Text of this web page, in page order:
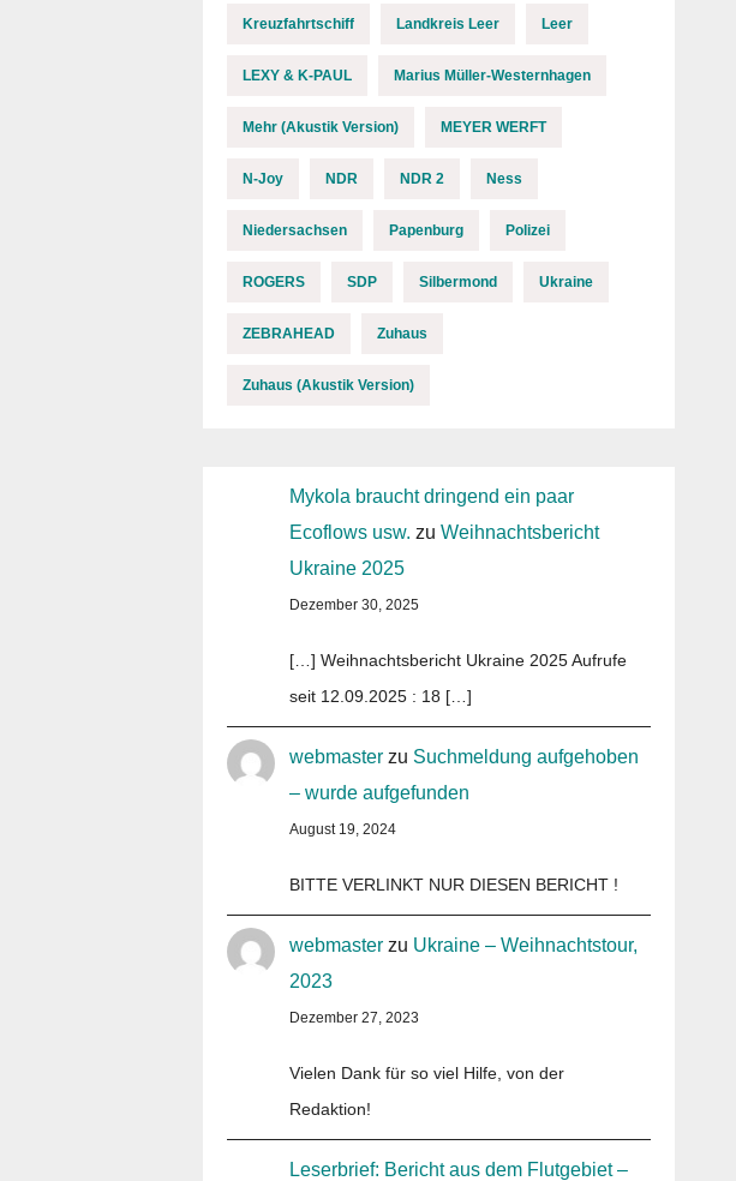
Kreuzfahrtschiff Landkreis Leer Leer
LEXY & K-PAUL Marius Müller-Westernhagen
Mehr (Akustik Version) MEYER WERFT
N-Joy NDR NDR 2 Ness
Niedersachsen Papenburg Polizei
ROGERS SDP Silbermond Ukraine
ZEBRAHEAD Zuhaus
Zuhaus (Akustik Version)
Mykola braucht dringend ein paar
Ecoflows usw. zuWeihnachtsbericht
Ukraine 2025
Dezember 30, 2025
[…] Weihnachtsbericht Ukraine 2025 Aufrufe
seit 12.09.2025 : 18 […]
webmaster zu Suchmeldung aufgehoben
– wurde aufgefunden
August 19, 2024
BITTE VERLINKT NUR DIESEN BERICHT !
webmaster zu Ukraine – Weihnachtstour,
2023
Dezember 27, 2023
Vielen Dank für so viel Hilfe, von der
Redaktion!
Leserbrief: Bericht aus dem Flutgebiet –